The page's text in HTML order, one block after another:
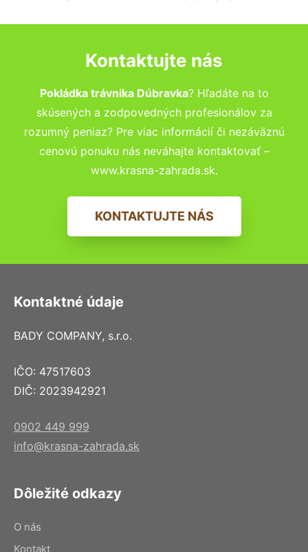
Kontaktujte nás
Pokládka trávnika Dúbravka? Hľadáte na to
skúsených a zodpovedných profesionálov za
rozumný peniaz? Pre viac informácií či nezáväznú
cenovú ponuku nás neváhajte kontaktovať –
www.krasna-zahrada.sk.
KONTAKTUJTE NÁS
Kontaktné údaje
BADY COMPANY, s.r.o.
IČO: 47517603
DIČ: 2023942921
0902 449 999
info@krasna-zahrada.sk
Dôležité odkazy
O nás
Kontakt